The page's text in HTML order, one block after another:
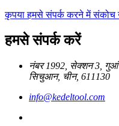
कृपया हमसे संपर्क करने में संकोच
हमसे संपर्क करें
नंबर 1992, सेक्शन 3,
सिचुआन, चीन, 611130
info@kedeltool.com